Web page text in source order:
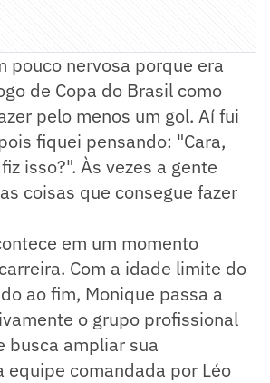
pouco nervosa porque era
de Copa do Brasil como
pelo menos um gol. Aí fui
fiquei pensando: "Cara,
isso?". Às vezes a gente
coisas que consegue fazer
em um momento
Com a idade limite do
ao fim, Monique passa a
o grupo profissional
busca ampliar sua
equipe comandada por Léo